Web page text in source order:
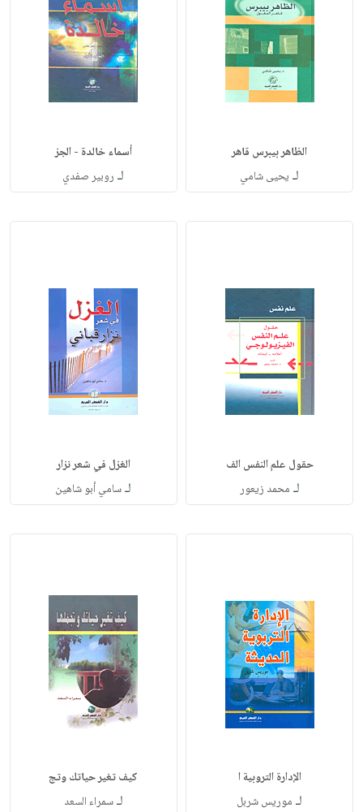
الظاهر بيبرس قاهر
لـ يحيى شامي
أسماء خالدة - الجز
لـ روبير صفدي
حقول علم النفس الف
لـ محمد زيعور
الغزل في شعر نزار
لـسامي أبو شاهين
الإدارة التروبية ا
لـ موريس شربل
كيف تغير حياتك وتج
لـسمراء السعد